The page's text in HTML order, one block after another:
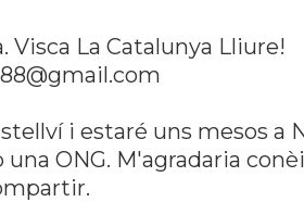
Visca La Catalunya Lliure!
i estaré uns mesos a
ONG. M'agradaria